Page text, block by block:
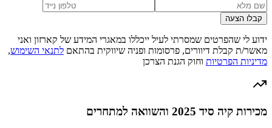
קבלו הצעה
ידוע לי שהפרטים שמסרתי לעיל ייכללו במאגרי המידע של קארזון ואני
מאשר/ת קבלת דיוורים, פרסומות ופניה שיווקית בהתאם לתנאי השימוש,
מדיניות הפרטיות וחוק הגנת הצרכן
מכירות קיה סיד 2025 והשוואה למתחרים